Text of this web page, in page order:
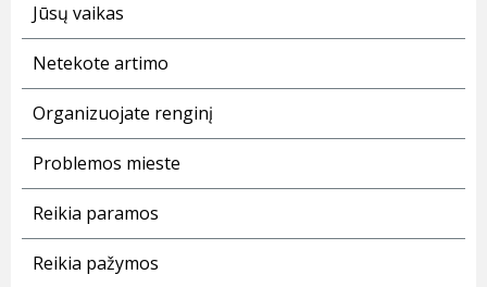
Jūsų vaikas
Netekote artimo
Organizuojate renginį
Problemos mieste
Reikia paramos
Reikia pažymos